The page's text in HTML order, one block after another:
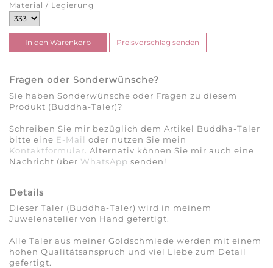
Material / Legierung
Fragen oder Sonderwünsche?
Sie haben Sonderwünsche oder Fragen zu diesem
Produkt (Buddha-Taler)?
Schreiben Sie mir bezüglich dem Artikel Buddha-Taler
bitte eine E-Mail oder nutzen Sie mein
Kontaktformular. Alternativ können Sie mir auch eine
Nachricht über WhatsApp senden!
Details
Dieser Taler (Buddha-Taler) wird in meinem
Juwelenatelier von Hand gefertigt.
Alle Taler aus meiner Goldschmiede werden mit einem
hohen Qualitätsanspruch und viel Liebe zum Detail
gefertigt.